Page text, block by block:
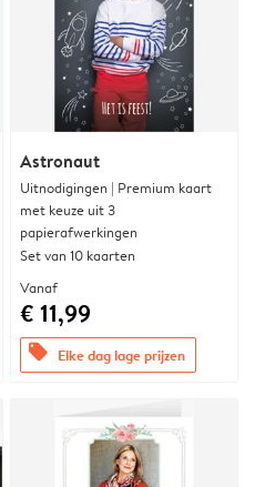
Astronaut
Uitnodigingen | Premium kaart
met keuze uit 3
papierafwerkingen
Set van 10 kaarten
Vanaf
€ 11,99
offers Elke dag lage prijzen